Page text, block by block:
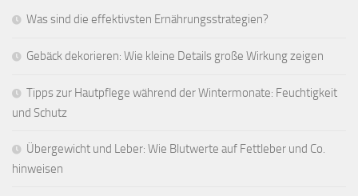
Was sind die effektivsten Ernährungsstrategien?
Gebäck dekorieren: Wie kleine Details große Wirkung zeigen
Tipps zur Hautpflege während der Wintermonate: Feuchtigkeit
und Schutz
Übergewicht und Leber: Wie Blutwerte auf Fettleber und Co.
hinweisen